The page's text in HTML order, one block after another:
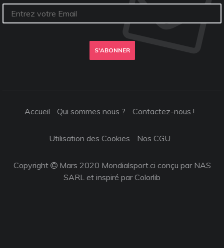
S'ABONNER
Accueil Qui sommes nous ? Contactez-nous !
Utilisation des Cookies Nos CGU
Copyright
Mars 2020 Mondialsport.ci conçu par NAS
SARL et inspiré parColorlib